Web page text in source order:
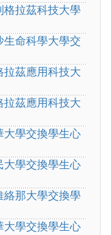
格拉茲科技大學
生命科學大學交
拉茲應用科技大
拉茲應用科技大
大學交換學生心
大學交換學生心
絡那大學交換學
大學交換學生心